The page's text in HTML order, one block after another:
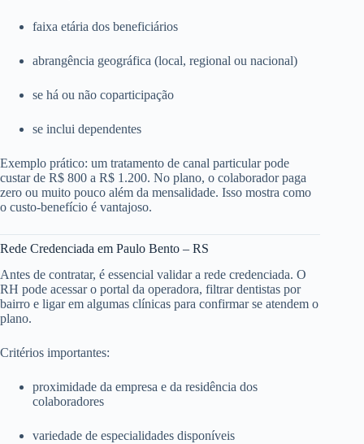
faixa etária dos beneficiários
abrangência geográfica (local, regional ou nacional)
se há ou não coparticipação
se inclui dependentes
Exemplo prático: um tratamento de canal particular pode
custar de R$ 800 a R$ 1.200. No plano, o colaborador paga
zero ou muito pouco além da mensalidade. Isso mostra como
o custo-benefício é vantajoso.
Rede Credenciada em Paulo Bento – RS
Antes de contratar, é essencial validar a rede credenciada. O
RH pode acessar o portal da operadora, filtrar dentistas por
bairro e ligar em algumas clínicas para confirmar se atendem o
plano.
Critérios importantes:
proximidade da empresa e da residência dos
colaboradores
variedade de especialidades disponíveis